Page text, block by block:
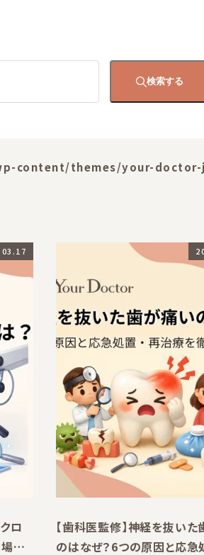
検索する
content/themes/your-
ロ
を
【歯科医監修】神経を抜い
のはなぜ？6つの原因と応急